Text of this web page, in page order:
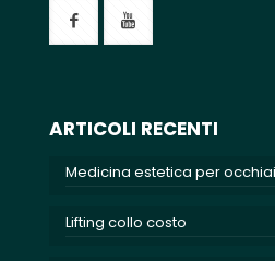
ARTICOLI RECENTI
Medicina estetica per
Lifting collo costo